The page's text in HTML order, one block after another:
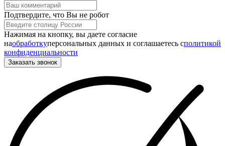
Подтвердите, что Вы не робот
Нажимая на кнопку, вы даете согласие
наобработкуперсональных данных и соглашаетесь cполитикой
конфиденциальности
Заказать звонок